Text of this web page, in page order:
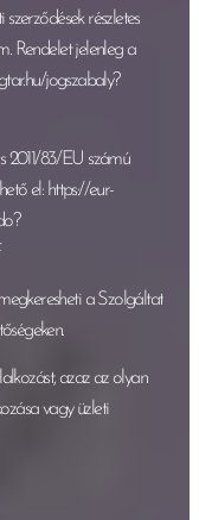
részletes
Rendelet jelenleg a
jogszabaly?
2011/83/EU számú
el: https://eur-
a Szolgáltatót
azaz az olyan
vagy üzleti